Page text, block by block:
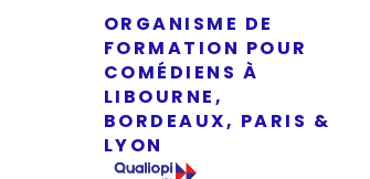
ORGANISME DE
FORMATION POUR
COMÉDIENS À
LIBOURNE,
BORDEAUX, PARIS &
LYON